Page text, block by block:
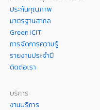
ประกันคุณภาพ
มาตรฐานสากล
Green ICIT
การจัดการความรู้
รายงานประจำปี
ติดต่อเรา
บริการ
งานบริการ